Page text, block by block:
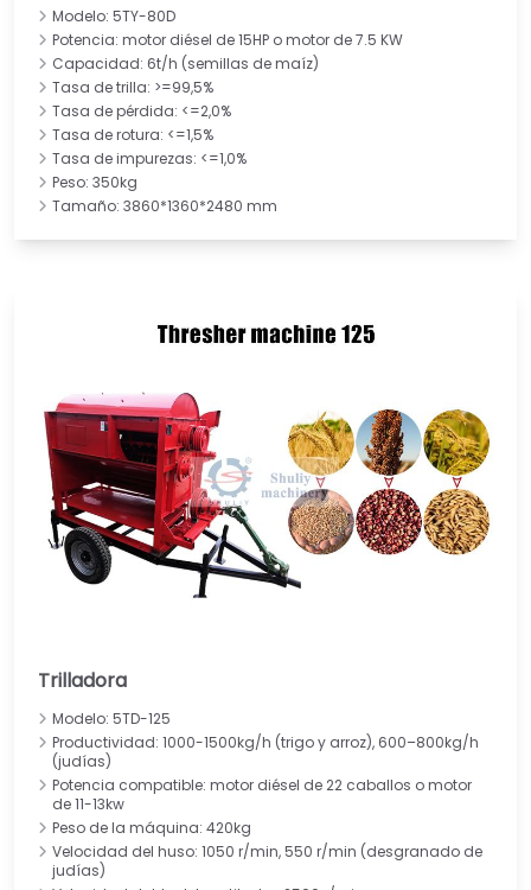
Modelo: 5TY-80D
Potencia: motor diésel de 15HP o motor de 7.5 KW
Capacidad: 6t/h (semillas de maíz)
Tasa de trilla: >=99,5%
Tasa de pérdida: <=2,0%
Tasa de rotura: <=1,5%
Tasa de impurezas: <=1,0%
Peso: 350kg
Tamaño: 3860*1360*2480 mm
Trilladora
Modelo: 5TD-125
Productividad: 1000-1500kg/h (trigo y arroz), 600–800kg/h
(judías)
Potencia compatible: motor diésel de 22 caballos o motor
de 11-13kw
Peso de la máquina: 420kg
Velocidad del huso: 1050 r/min, 550 r/min (desgranado de
judías)